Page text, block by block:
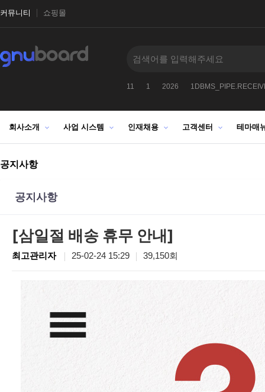
커뮤니티 쇼핑몰
11 1 2026
회사소개 사업 시스템 인재채용 고객센터 테마매
공지사항
공지사항
[삼일절 배송 휴무 안내]
최고관리자 25-02-24 15:29 39,150회